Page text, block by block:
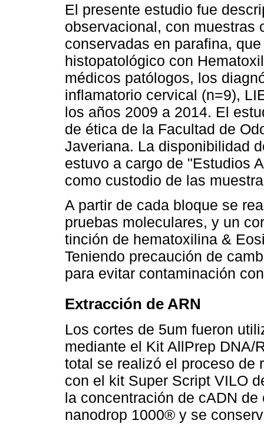
El presente estudio fue
observacional, con muestras
conservadas en parafina,
histopatológico con
médicos patólogos, los
inflamatorio cervical (n=9),
los años 2009 a 2014. El
de ética de la Facultad de
Javeriana. La disponibilidad
estuvo a cargo de "Estudios
como custodio de las
A partir de cada bloque se
pruebas moleculares, y un
tinción de hematoxilina &
Teniendo precaución de
para evitar contaminación
Extracción de ARN
Los cortes de 5um fueron
mediante el Kit AllPrep DNA/
total se realizó el proceso de
con el kit Super Script VILO
la concentración de cADN
nanodrop 1000® y se